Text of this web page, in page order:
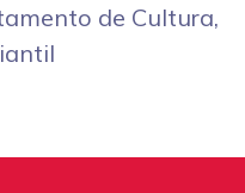
de Cultura,